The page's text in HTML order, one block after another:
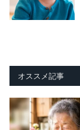
オススメ記事